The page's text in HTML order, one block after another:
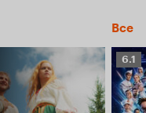
Все
6.1
6.1